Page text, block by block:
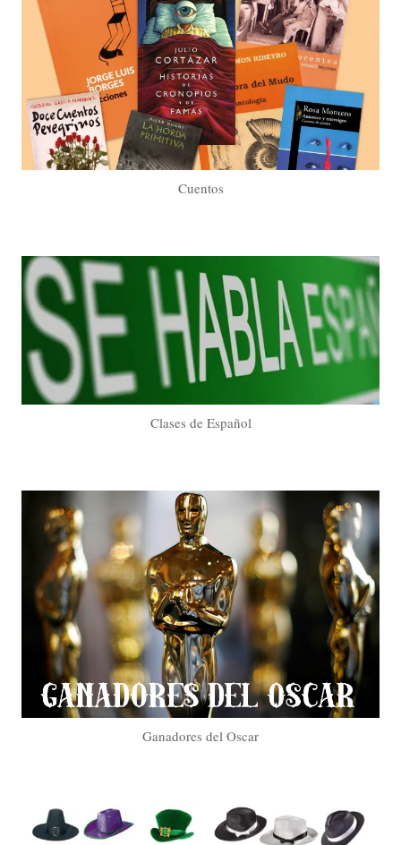
Cuentos
Clases de Español
Ganadores del Oscar